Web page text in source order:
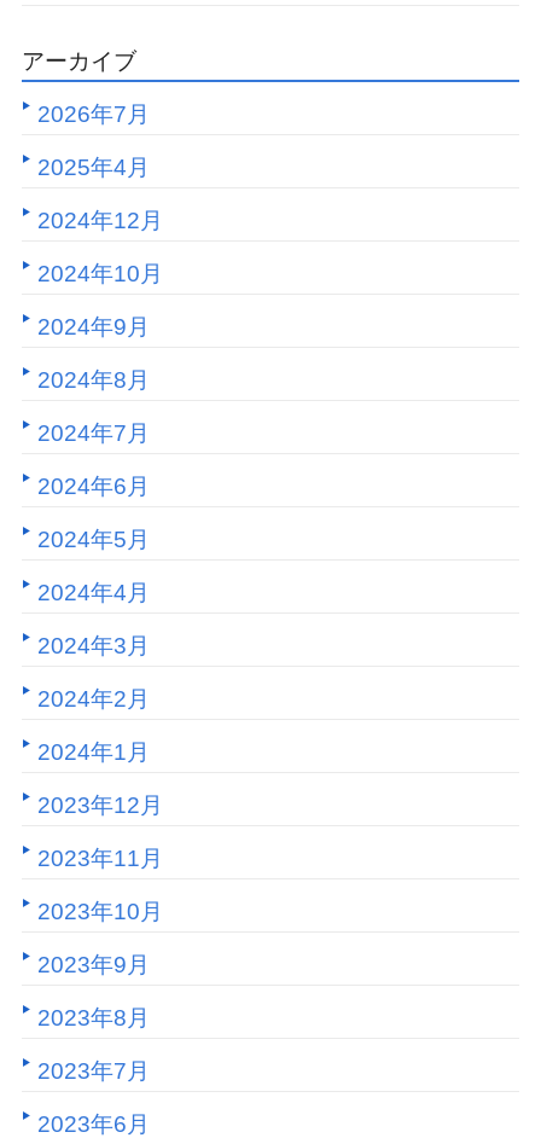
アーカイブ
2026年7月
2025年4月
2024年12月
2024年10月
2024年9月
2024年8月
2024年7月
2024年6月
2024年5月
2024年4月
2024年3月
2024年2月
2024年1月
2023年12月
2023年11月
2023年10月
2023年9月
2023年8月
2023年7月
2023年6月